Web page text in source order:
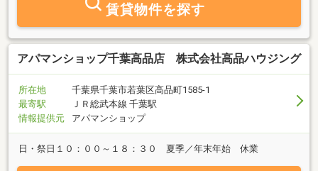
賃貸物件を探す
アパマンショップ千葉高品店 株式会社高品ハウジング
所在地
千葉県千葉市若葉区高品町1585-1
最寄駅
ＪＲ総武本線 千葉駅
情報提供元
アパマンショップ
日・祭日１０：００～１８：３０ 夏季／年末年始 休業